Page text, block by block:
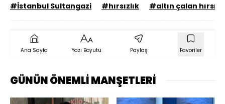
#İstanbul Sultangazi #hırsızlık #altın çalan hırsız
Ana Sayfa Yazı Boyutu Paylaş Favoriler
GÜNÜN ÖNEMLİ MANŞETLERİ